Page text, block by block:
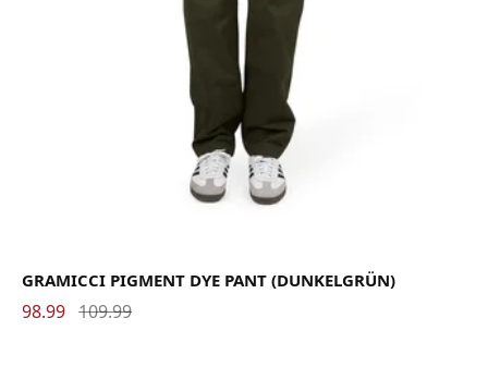
GRAMICCI PIGMENT DYE PANT (DUNKELGRÜN)
98.99 109.99